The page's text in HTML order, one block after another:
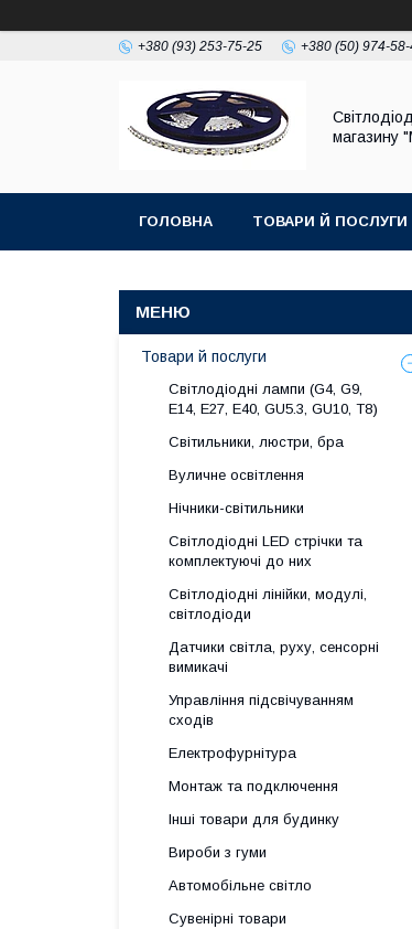
+380 (93) 253-75-25 +380 (50) 974-
магазину
ГОЛОВНА ТОВАРИ Й ПОСЛУГИ
Товари й послуги
Світлодіодні лампи (G4, G9,
E14, E27, Е40, GU5.3, GU10, Т8)
Світильники, люстри, бра
Вуличне освітлення
Нічники-світильники
Світлодіодні LED стрічки та
комплектуючі до них
Світлодіодні лінійки, модулі,
світлодіоди
Датчики світла, руху, сенсорні
вимикачі
Управління підсвічуванням
сходів
Електрофурнітура
Монтаж та подключення
Інші товари для будинку
Вироби з гуми
Автомобільне світло
Сувенірні товари